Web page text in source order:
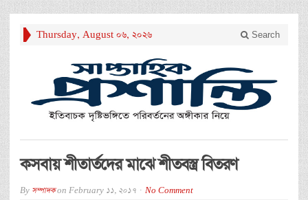
Thursday, August 06, 2026 Search
কসবায় শীতার্তদের মাঝে শীতবস্ত্র বিতরণ
By সম্পাদকon February 11, 2017 No Comment